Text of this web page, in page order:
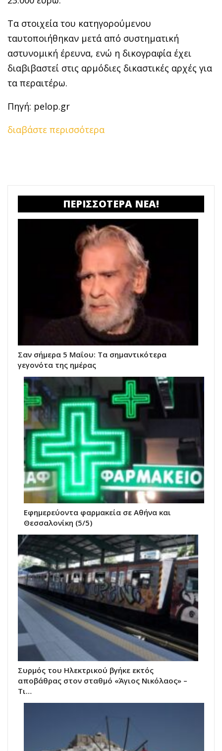
Τα στοιχεία του κατηγορούμενου
ταυτοποιήθηκαν μετά από συστηματική
αστυνομική έρευνα, ενώ η δικογραφία έχει
διαβιβαστεί στις αρμόδιες δικαστικές αρχές για
τα περαιτέρω.
Πηγή: pelop.gr
διαβάστε περισσότερα
ΠΕΡΙΣΣΟΤΕΡΑ ΝΕΑ!
Σαν σήμερα 5 Μαΐου: Τα σημαντικότερα
γεγονότα της ημέρας
Εφημερεύοντα φαρμακεία σε Αθήνα και
Θεσσαλονίκη (5/5)
Συρμός του Ηλεκτρικού βγήκε εκτός
αποβάθρας στον σταθμό «Άγιος Νικόλαος» –
Τι…